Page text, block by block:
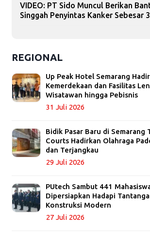
VIDEO: PT Sido Muncul Berikan
Singgah Penyintas Kanker Sebesar
REGIONAL
Up Peak Hotel Semarang
Kemerdekaan dan Fasilitas
Wisatawan hingga Pebisnis
31 Juli 2026
Bidik Pasar Baru di Semarang
Courts Hadirkan Olahraga
dan Terjangkau
29 Juli 2026
PUtech Sambut 441
Dipersiapkan Hadapi
Konstruksi Modern
27 Juli 2026